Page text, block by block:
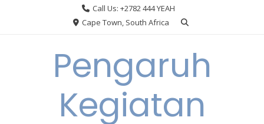
Call Us: +2782 444 YEAH
Cape Town, South Africa
Pengaruh
Kegiatan